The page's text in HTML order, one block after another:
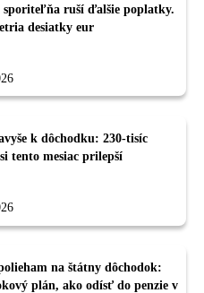
sporiteľňa ruší ďalšie poplatky.
desiatky eur
k dôchodku: 230-tisíc
tento mesiac prilepší
na štátny dôchodok:
plán, ako odísť do penzie v